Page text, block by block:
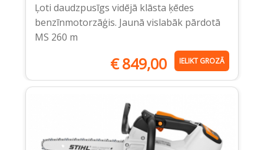
Ļoti daudzpusīgs vidējā klāsta ķēdes
benzīnmotorzāģis. Jaunā vislabāk pārdotā
MS 260 m
€849,00 IELIKT GROZĀ